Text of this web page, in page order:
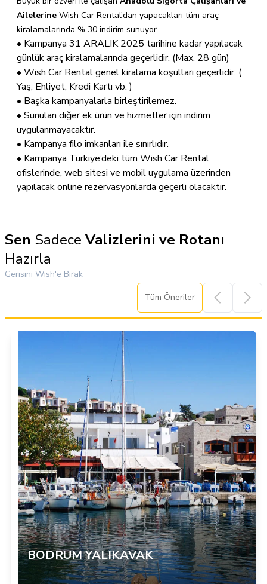
Ailelerine Wish Car Rental'dan yapacakları tüm araç
kiralamalarında % 30 indirim sunuyor.
• Kampanya 31 ARALIK 2025 tarihine kadar yapılacak
günlük araç kiralamalarında geçerlidir. (Max. 28 gün)
• Wish Car Rental genel kiralama koşulları geçerlidir. (
Yaş, Ehliyet, Kredi Kartı vb. )
• Başka kampanyalarla birleştirilemez.
• Sunulan diğer ek ürün ve hizmetler için indirim
uygulanmayacaktır.
• Kampanya filo imkanları ile sınırlıdır.
• Kampanya Türkiye’deki tüm Wish Car Rental
ofislerinde, web sitesi ve mobil uygulama üzerinden
yapılacak online rezervasyonlarda geçerli olacaktır.
Sen Sadece Valizlerini ve Rotanı
Hazırla
Gerisini Wish'e Bırak
Tüm Öneriler
BODRUM YALIKAVAK